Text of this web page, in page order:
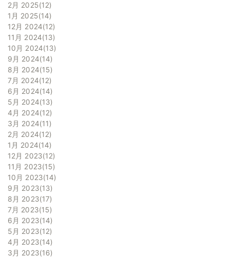
2月 2025 12
1月 2025 14
12月 2024 12
11月 2024 13
10月 2024 13
9月 2024 14
8月 2024 15
7月 2024 12
6月 2024 14
5月 2024 13
4月 2024 12
3月 2024 11
2月 2024 12
1月 2024 14
12月 2023 12
11月 2023 15
10月 2023 14
9月 2023 13
8月 2023 17
7月 2023 15
6月 2023 14
5月 2023 12
4月 2023 14
3月 2023 16